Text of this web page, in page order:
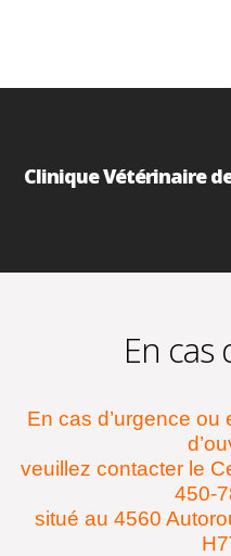
Clinique Vétérinaire
En cas
En cas d’urgence
veuillez contacter le
450-
situé au 4560